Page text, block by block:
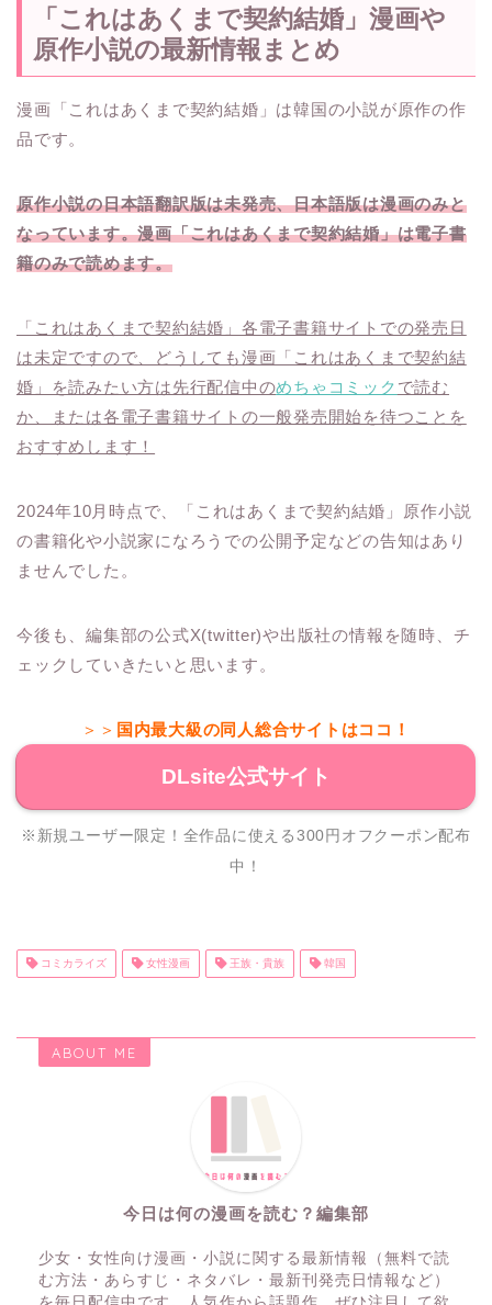
「これはあくまで契約結婚」漫画や
原作小説の最新情報まとめ
漫画「これはあくまで契約結婚」は韓国の小説が原作の作
品です。
原作小説の日本語翻訳版は未発売、日本語版は漫画のみと
なっています。漫画「これはあくまで契約結婚」は電子書
籍のみで読めます。
「これはあくまで契約結婚」各電子書籍サイトでの発売日
は未定ですので、どうしても漫画「これはあくまで契約結
婚」を読みたい方は先行配信中のめちゃコミック で読む
か、または各電子書籍サイトの一般発売開始を待つことを
おすすめします！
2024年10月時点で、「これはあくまで契約結婚」原作小説
の書籍化や小説家になろうでの公開予定などの告知はあり
ませんでした。
今後も、編集部の公式X(twitter)や出版社の情報を随時、チ
ェックしていきたいと思います。
＞＞ 国内最大級の同人総合サイトはココ！
DLsite公式サイト
※新規ユーザー限定！全作品に使える300円オフクーポン配布
中！
コミカライズ 女性漫画 王族・貴族 韓国
ABOUT ME
今日は何の漫画を読む？編集部
少女・女性向け漫画・小説に関する最新情報（無料で読
む方法・あらすじ・ネタバレ・最新刊発売日情報など）